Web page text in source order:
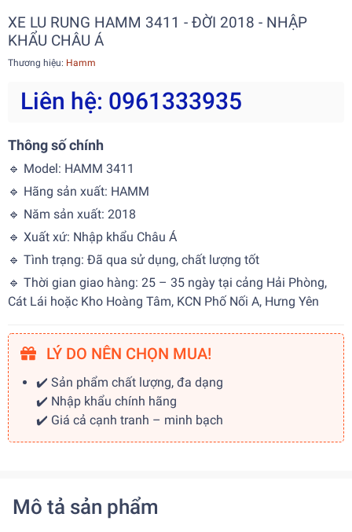
XE LU RUNG HAMM 3411 - ĐỜI 2018 - NHẬP
KHẨU CHÂU Á
Thương hiệu: Hamm
Liên hệ: 0961333935
Thông số chính
🔹 Model: HAMM 3411
🔹 Hãng sản xuất: HAMM
🔹 Năm sản xuất: 2018
🔹 Xuất xứ: Nhập khẩu Châu Á
🔹 Tình trạng: Đã qua sử dụng, chất lượng tốt
🔹 Thời gian giao hàng: 25 – 35 ngày tại cảng Hải Phòng,
Cát Lái hoặc Kho Hoàng Tâm, KCN Phố Nối A, Hưng Yên
LÝ DO NÊN CHỌN MUA!
✔️ Sản phẩm chất lượng, đa dạng
✔️ Nhập khẩu chính hãng
✔️ Giá cả cạnh tranh – minh bạch
Mô tả sản phẩm